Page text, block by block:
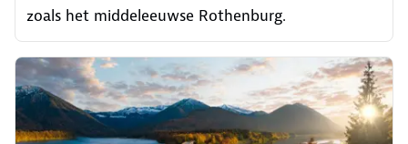
zoals het middeleeuwse Rothenburg.